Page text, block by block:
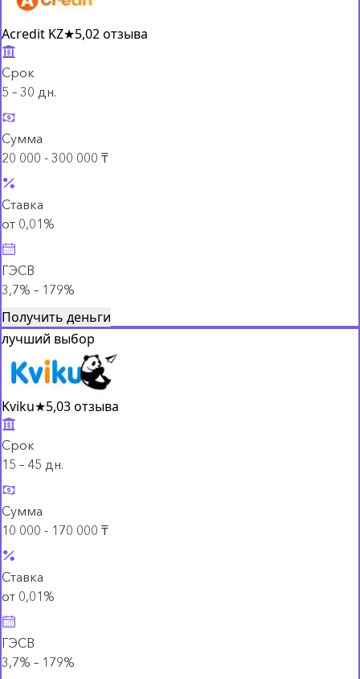
Acredit KZ★5,02 отзыва
Срок
5 – 30 дн.
Сумма
20 000 - 300 000 ₸
Ставка
от 0,01%
ГЭСВ
3,7% – 179%
Получить деньги
лучший выбор
Kviku★5,03 отзыва
Срок
15 – 45 дн.
Сумма
10 000 - 170 000 ₸
Ставка
от 0,01%
ГЭСВ
3,7% – 179%